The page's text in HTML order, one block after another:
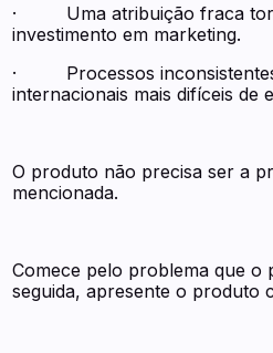
· Uma atribuição fraca
investimento em marketing.
· Processos inconsistentes
internacionais mais difíceis de
O produto não precisa ser a
mencionada.
Comece pelo problema que o
seguida, apresente o produto